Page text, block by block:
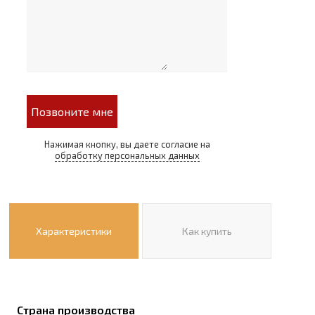
Позвоните мне
Нажимая кнопку, вы даете согласие на
обработку персональных данных
Характеристики Как купить
Страна производства